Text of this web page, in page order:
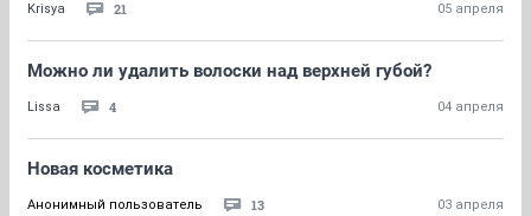
Krisya 21 05 апреля
Можно ли удалить волоски над верхней губой?
Lissa 4 04 апреля
Новая косметика
Анонимный пользователь 13 03 апреля